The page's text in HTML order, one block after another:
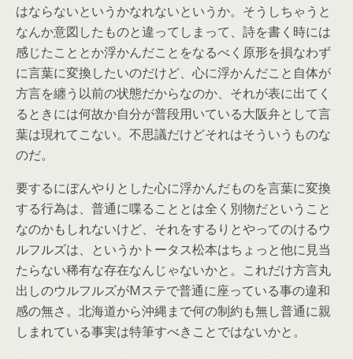
はならないというかなれないというか。そうしちゃうと
なんか意図したものと違ってしまって、詩を書く時には
感じたこととか浮かんだことをなるべく原形を損なわず
に言葉に変換したいのだけど、心に浮かんだこと自体が
方言を纏う以前の状態だからなのか、それが表に出てく
るときには何故か自分が普段用いている大阪弁として言
葉は現れてこない。不思議だけどそれはそういうものな
のだ。
要するにぼんやりとした心に浮かんだものを言葉に変換
する行為は、普通に喋ることとは全く別物だということ
なのかもしれないけど、それをするりとやってのけるウ
ルフルズは、というかトータス松本はちょっと他に見当
たらない稀有な存在なんじゃないかと。これだけ方言丸
出しのウルフルズがMステで普通に座っている事の違和
感の無さ。北海道から沖縄まで何の制約も無し普通に親
しまれている事実は特筆すべきことではないかと。